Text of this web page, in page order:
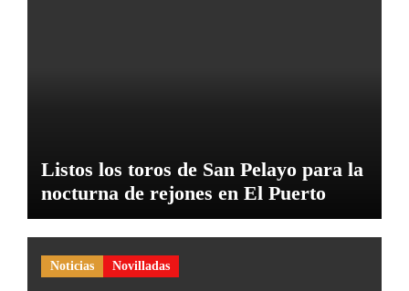
Listos los toros de San Pelayo para la
nocturna de rejones en El Puerto
Noticias Novilladas